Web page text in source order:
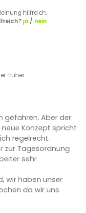
hilfreich.
ja/ nein
früher
gefahren. Aber der
Konzept spricht
regelrecht.
zur Tagesordnung
sehr
wir haben unser
da wir uns